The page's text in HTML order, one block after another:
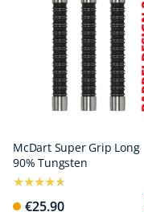
McDart Super Grip Long
90% Tungsten
€25.90